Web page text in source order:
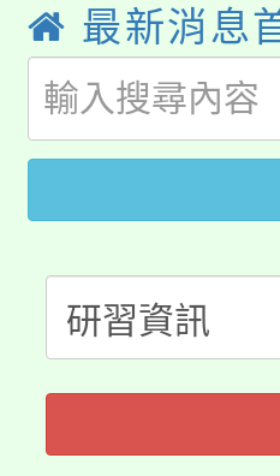
生本土語
公告本校
代理(課)
公告本校
代理(課)
轉知中國
《TA101
程，歡迎
心理、諮
系所師生
轉知苗
縣市「校
門員」簡
踴躍報名
桃園市
要點
「桃園市
展演活動
115年度
義教育推
最新消息